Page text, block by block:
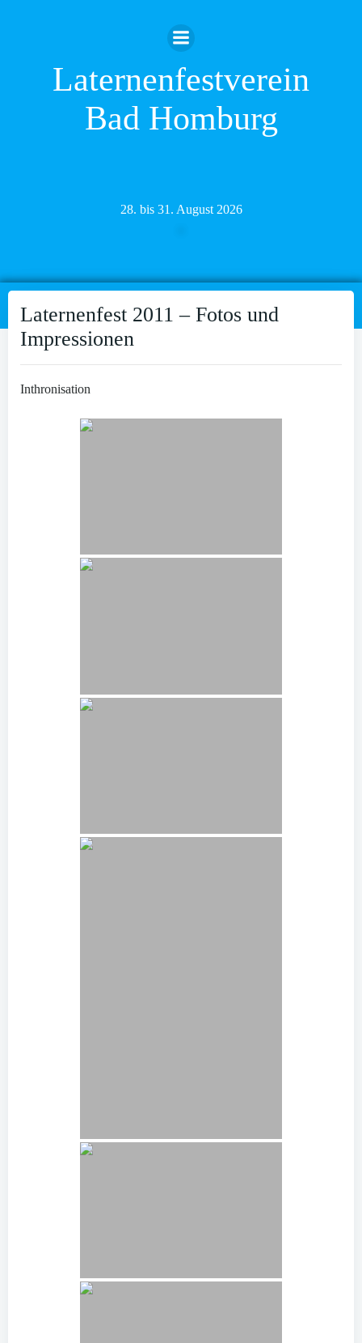
Inhalt
springen
Laternenfestverein
Bad Homburg
28. bis 31. August 2026
Laternenfest 2011 – Fotos und
Impressionen
Inthronisation